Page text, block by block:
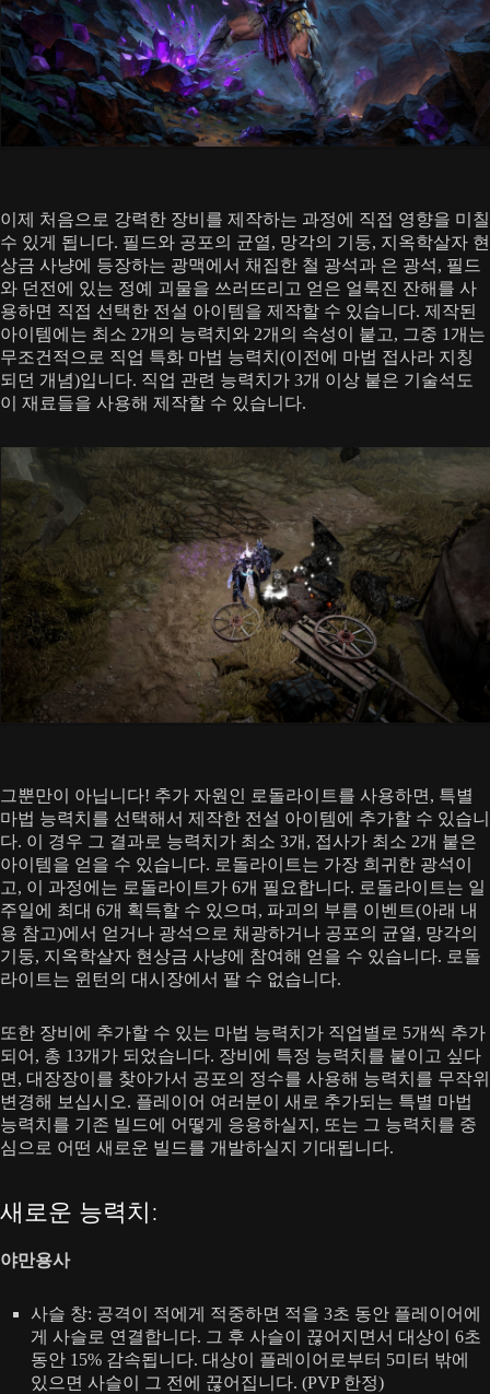
이제 처음으로 강력한 장비를 제작하는 과정에 직접 영향을 미칠
수 있게 됩니다. 필드와 공포의 균열, 망각의 기둥, 지옥학살자 현
상금 사냥에 등장하는 광맥에서 채집한 철 광석과 은 광석, 필드
와 던전에 있는 정예 괴물을 쓰러뜨리고 얻은 얼룩진 잔해를 사
용하면 직접 선택한 전설 아이템을 제작할 수 있습니다. 제작된
아이템에는 최소 2개의 능력치와 2개의 속성이 붙고, 그중 1개는
무조건적으로 직업 특화 마법 능력치(이전에 마법 접사라 지칭
되던 개념)입니다. 직업 관련 능력치가 3개 이상 붙은 기술석도
이 재료들을 사용해 제작할 수 있습니다.
그뿐만이 아닙니다! 추가 자원인 로돌라이트를 사용하면, 특별
마법 능력치를 선택해서 제작한 전설 아이템에 추가할 수 있습니
다. 이 경우 그 결과로 능력치가 최소 3개, 접사가 최소 2개 붙은
아이템을 얻을 수 있습니다. 로돌라이트는 가장 희귀한 광석이
고, 이 과정에는 로돌라이트가 6개 필요합니다. 로돌라이트는 일
주일에 최대 6개 획득할 수 있으며, 파괴의 부름 이벤트(아래 내
용 참고)에서 얻거나 광석으로 채광하거나 공포의 균열, 망각의
기둥, 지옥학살자 현상금 사냥에 참여해 얻을 수 있습니다. 로돌
라이트는 윈턴의 대시장에서 팔 수 없습니다.
또한 장비에 추가할 수 있는 마법 능력치가 직업별로 5개씩 추가
되어, 총 13개가 되었습니다. 장비에 특정 능력치를 붙이고 싶다
면, 대장장이를 찾아가서 공포의 정수를 사용해 능력치를 무작위
변경해 보십시오. 플레이어 여러분이 새로 추가되는 특별 마법
능력치를 기존 빌드에 어떻게 응용하실지, 또는 그 능력치를 중
심으로 어떤 새로운 빌드를 개발하실지 기대됩니다.
새로운 능력치:
야만용사
사슬 창: 공격이 적에게 적중하면 적을 3초 동안 플레이어에
게 사슬로 연결합니다. 그 후 사슬이 끊어지면서 대상이 6초
동안 15% 감속됩니다. 대상이 플레이어로부터 5미터 밖에
있으면 사슬이 그 전에 끊어집니다. (PVP 한정)